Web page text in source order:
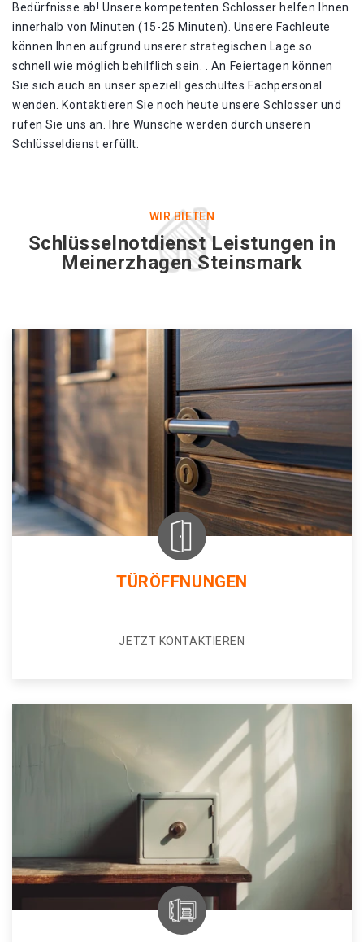
Bedürfnisse ab! Unsere kompetenten Schlosser helfen Ihnen
innerhalb von Minuten (15-25 Minuten). Unsere Fachleute
können Ihnen aufgrund unserer strategischen Lage so
schnell wie möglich behilflich sein. . An Feiertagen können
Sie sich auch an unser speziell geschultes Fachpersonal
wenden. Kontaktieren Sie noch heute unsere Schlosser und
rufen Sie uns an. Ihre Wünsche werden durch unseren
Schlüsseldienst erfüllt.
WIR BIETEN
Schlüsselnotdienst Leistungen in
Meinerzhagen Steinsmark
TÜRÖFFNUNGEN
JETZT KONTAKTIEREN